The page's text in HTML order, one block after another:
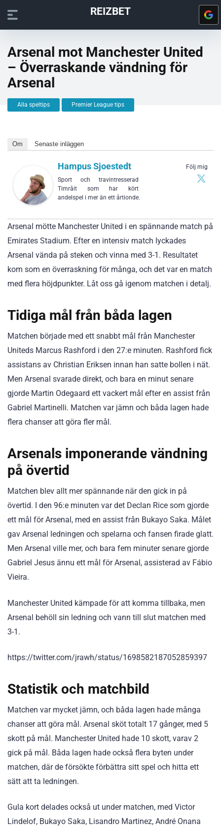
REIZBET
Arsenal mot Manchester United
– Överraskande vändning för
Arsenal
Alla speltips Premier League tips
Om Senaste inläggen
Följ mig
Hampus Sjoestedt
Sport och travintresserad
Timråit som har kört
andelspel i mer än ett årtionde.
Arsenal mötte Manchester United i en spännande match på
Emirates Stadium. Efter en intensiv match lyckades
Arsenal vända på steken och vinna med 3-1. Resultatet
kom som en överraskning för många, och det var en match
med flera höjdpunkter. Låt oss gå igenom matchen i detalj.
Tidiga mål från båda lagen
Matchen började med ett snabbt mål från Manchester
Uniteds Marcus Rashford i den 27:e minuten. Rashford fick
assistans av Christian Eriksen innan han satte bollen i nät.
Men Arsenal svarade direkt, och bara en minut senare
gjorde Martin Odegaard ett vackert mål efter en assist från
Gabriel Martinelli. Matchen var jämn och båda lagen hade
flera chanser att göra fler mål.
Arsenals imponerande vändning
på övertid
Matchen blev allt mer spännande när den gick in på
övertid. I den 96:e minuten var det Declan Rice som gjorde
ett mål för Arsenal, med en assist från Bukayo Saka. Målet
gav Arsenal ledningen och spelarna och fansen firade glatt.
Men Arsenal ville mer, och bara fem minuter senare gjorde
Gabriel Jesus ännu ett mål för Arsenal, assisterad av Fábio
Vieira.
Manchester United kämpade för att komma tillbaka, men
Arsenal behöll sin ledning och vann till slut matchen med
3-1.
https://twitter.com/jrawh/status/1698582187052859397
Statistik och matchbild
Matchen var mycket jämn, och båda lagen hade många
chanser att göra mål. Arsenal sköt totalt 17 gånger, med 5
skott på mål. Manchester United hade 10 skott, varav 2
gick på mål. Båda lagen hade också flera byten under
matchen, där de försökte förbättra sitt spel och hitta ett
sätt att ta ledningen.
Gula kort delades också ut under matchen, med Victor
Lindelof, Bukayo Saka, Lisandro Martinez, André Onana